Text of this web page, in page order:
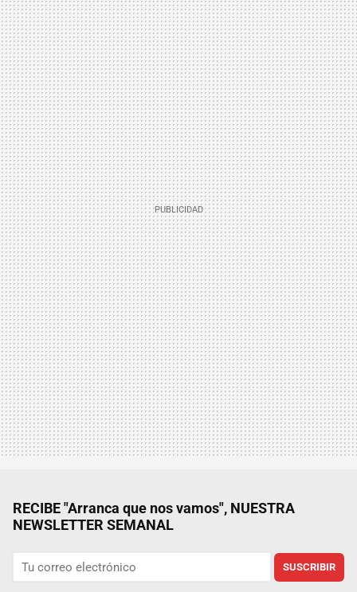
RECIBE "Arranca que nos vamos", NUESTRA
NEWSLETTER SEMANAL
SUSCRIBIR